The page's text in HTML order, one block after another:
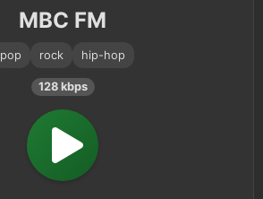
MBC FM
pop rock hip-hop
128 kbps